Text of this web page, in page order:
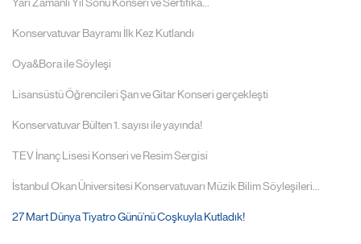
Konservatuvar Bayramı İlk Kez Kutlandı
Oya&Bora ile Söyleşi
Lisansüstü Öğrencileri Şan ve Gitar Konseri gerçekleşti
Konservatuvar Bülten 1. sayısı ile yayında!
TEV İnanç Lisesi Konseri ve Resim Sergisi
İstanbul Okan Üniversitesi Konservatuvarı Müzik Bilim Söyleşileri...
27 Mart Dünya Tiyatro Günü’nü Coşkuyla Kutladık!